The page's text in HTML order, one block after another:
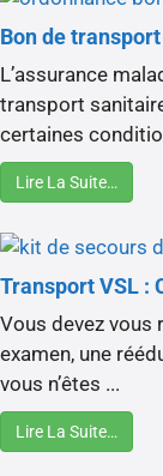
Bon de
L’assurance
transport
certaines
Lire La Suite…
Transport VSL :
Vous devez vous
examen, une
vous n’êtes ...
Lire La Suite…